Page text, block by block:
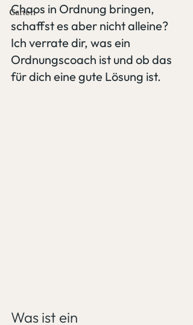
Garten
Chaos in Ordnung bringen,
schaffst es aber nicht alleine?
Ich verrate dir, was ein
Ordnungscoach ist und ob das
für dich eine gute Lösung ist.
Was ist ein